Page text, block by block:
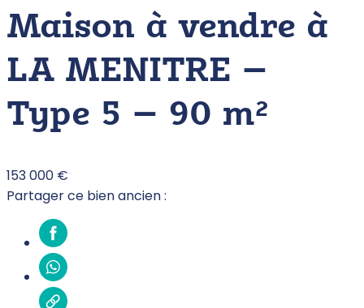
Maison à vendre à
LA MENITRE –
Type 5 – 90 m²
153 000 €
Partager ce bien ancien :